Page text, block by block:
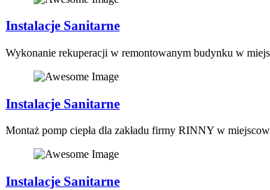
Instalacje Sanitarne
Wykonanie rekuperacji w remontowanym budynku w
Instalacje Sanitarne
Montaż pomp ciepła dla zakładu firmy RINNY w
Instalacje Sanitarne